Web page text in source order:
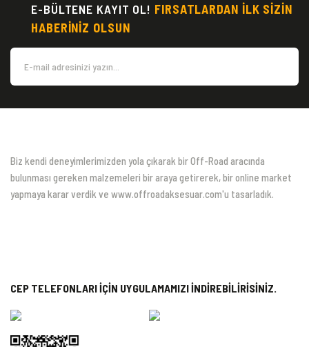
E-BÜLTENE KAYIT OL! FIRSATLARDAN İLK SİZİN
HABERİNİZ OLSUN
Biz kendi deneyimlerimizden yola çıkarak bir Off-Road aracında
bulunması gereken malzemeleri bir araya getirerek, bir online market
yapmaya karar verdik ve www.offroadaksesuar.com'u tasarladık.
CEP TELEFONLARI İÇİN UYGULAMAMIZI İNDİREBİLİRİSİNİZ.